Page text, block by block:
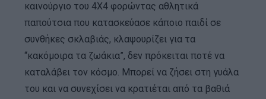
καινούργιο του 4Χ4 φορώντας αθλητικά
παπούτσια που κατασκεύασε κάποιο παιδί σε
συνθήκες σκλαβιάς, κλαψουρίζει για τα
“κακόμοιρα τα ζωάκια”, δεν πρόκειται ποτέ να
καταλάβει τον κόσμο. Μπορεί να ζήσει στη γυάλα
του και να συνεχίσει να κρατιέται από τα βαθιά